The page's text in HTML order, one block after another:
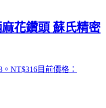
花鑽頭 蘇氏精密
NT$316目前價格：